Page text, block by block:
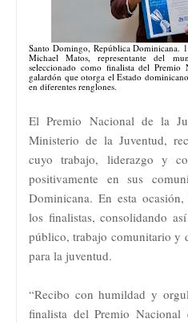
Santo Domingo, República
Michael Matos, representante del
seleccionado como finalista del
galardón que otorga el Estado
en diferentes renglones.
El Premio Nacional de la
Ministerio de la Juventud,
cuyo trabajo, liderazgo y
positivamente en sus
Dominicana. En esta
los finalistas, consolidando
público, trabajo comunitario y
para la juventud.
“Recibo con humildad y
finalista del Premio